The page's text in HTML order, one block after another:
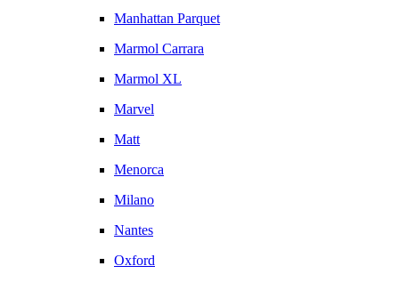
Manhattan Parquet
Marmol Carrara
Marmol XL
Marvel
Matt
Menorca
Milano
Nantes
Oxford